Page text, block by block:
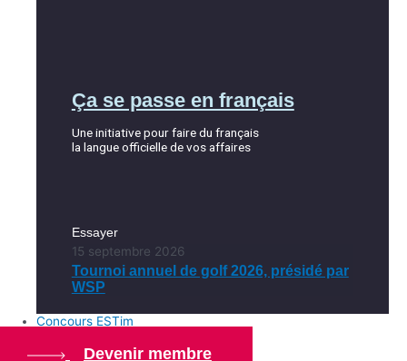
Ça se passe en français
Une initiative pour faire du français
la langue officielle de vos affaires
Essayer
15 septembre 2026
Tournoi annuel de golf 2026, présidé par
WSP
Concours ESTim
Devenir membre